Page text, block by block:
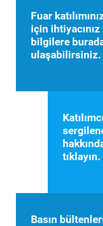
Fuar
için ihtiyacınız
bilgilere
ulaşabilirsiniz.
tıklayın.
Basın